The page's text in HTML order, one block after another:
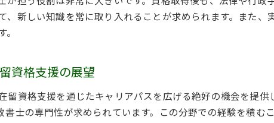
、新しい知識を常に取り入れることが求められます。また
資格支援の展望
留資格支援を通じたキャリアパスを広げる絶好の機会を提
書士の専門性が求められています。この分野での経験を積